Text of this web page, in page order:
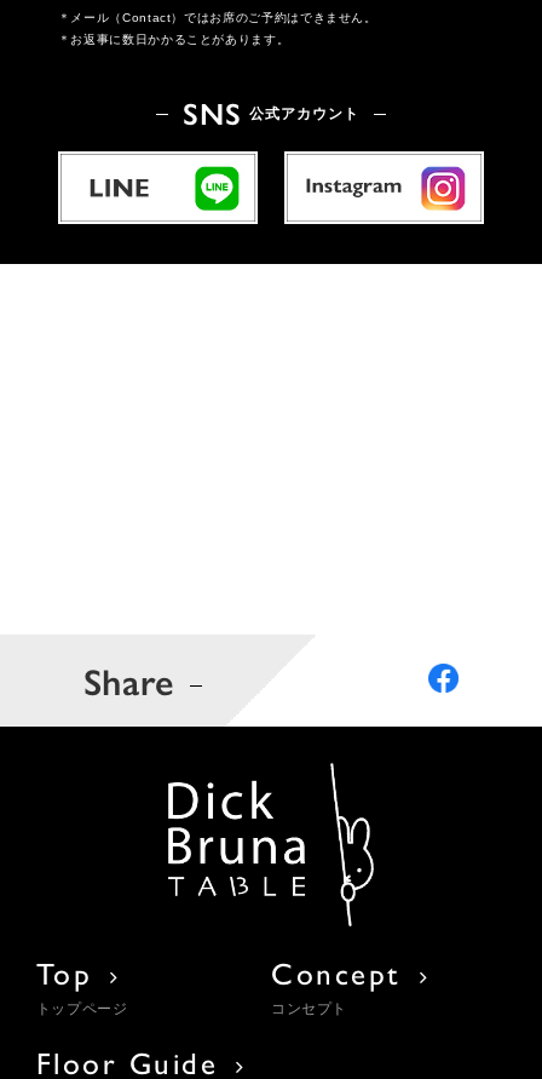
メール（Contact）ではお席のご予約はできません。
お返事に数日かかることがあります。
SNS 公式アカウント
Share
Top
トップページ
Concept
コンセプト
Floor Guide